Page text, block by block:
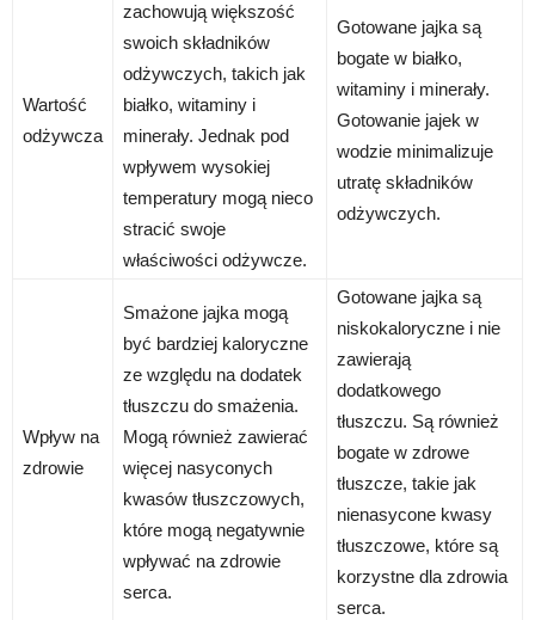
Wartość
odżywcza
zachowują większość
swoich składników
odżywczych, takich jak
białko, witaminy i
minerały. Jednak pod
wpływem wysokiej
temperatury mogą nieco
stracić swoje
właściwości odżywcze.
Gotowane jajka są
bogate w białko,
witaminy i minerały.
Gotowanie jajek w
wodzie minimalizuje
utratę składników
odżywczych.
Wpływ na
zdrowie
Smażone jajka mogą
być bardziej kaloryczne
ze względu na dodatek
tłuszczu do smażenia.
Mogą również zawierać
więcej nasyconych
kwasów tłuszczowych,
które mogą negatywnie
wpływać na zdrowie
serca.
Gotowane jajka są
niskokaloryczne i nie
zawierają
dodatkowego
tłuszczu. Są również
bogate w zdrowe
tłuszcze, takie jak
nienasycone kwasy
tłuszczowe, które są
korzystne dla zdrowia
serca.